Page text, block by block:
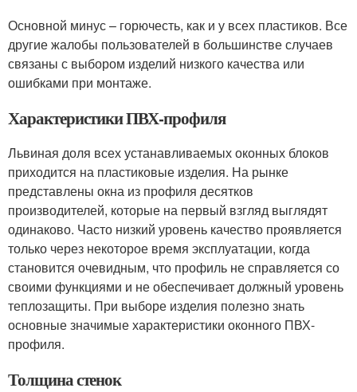
Основной минус – горючесть, как и у всех пластиков. Все
другие жалобы пользователей в большинстве случаев
связаны с выбором изделий низкого качества или
ошибками при монтаже.
Характеристики ПВХ-профиля
Львиная доля всех устанавливаемых оконных блоков
приходится на пластиковые изделия. На рынке
представлены окна из профиля десятков
производителей, которые на первый взгляд выглядят
одинаково. Часто низкий уровень качество проявляется
только через некоторое время эксплуатации, когда
становится очевидным, что профиль не справляется со
своими функциями и не обеспечивает должный уровень
теплозащиты. При выборе изделия полезно знать
основные значимые характеристики оконного ПВХ-
профиля.
Толщина стенок